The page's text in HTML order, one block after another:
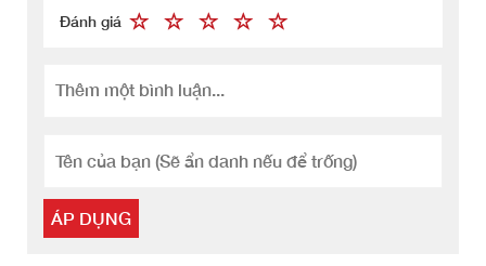
Đánh giá
ÁP DỤNG